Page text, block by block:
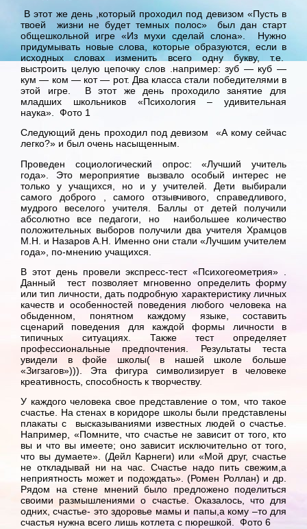
В этот же день ,который проходил под девизом «Пусть в
твоей жизни не будет темных полос» был дан старт
общешкольной игре «Из мухи сделай слона». Нужно
придумывать новые слова, которые образуются, если в
исходных словах изменить всего одну букву, т.е.
выстроить целую цепочку слов .например: зуб — куб —
кум — ком — кот — рот. Два класса стали победителями в
этой игре. В этот же день проходило занятие для
младших школьников «Психология – удивительная
наука». Фото 1
Следующий день проходил под девизом «А кому сейчас
легко?» и был очень насыщенным.
Проведен социологический опрос: «Лучший учитель
года». Это мероприятие вызвало особый интерес не
только у учащихся, но и у учителей. Дети выбирали
самого доброго , самого отзывчивого, справедливого,
мудрого веселого учителя. Баллы от детей получили
абсолютно все педагоги, но наибольшее количество
положительных выборов получили два учителя Храмцов
М.Н. и Назаров А.Н. Именно они стали «Лучшим учителем
года», по-мнению учащихся.
В этот день провели экспресс-тест «Психогеометрия» .
Данный тест позволяет мгновенно определить форму
или тип личности, дать подробную характеристику личных
качеств и особенностей поведения любого человека на
обыденном, понятном каждому языке, составить
сценарий поведения для каждой формы личности в
типичных ситуациях. Также тест определяет
профессиональные предпочтения. Результаты теста
увидели в фойе школы( в нашей школе больше
«Зигзагов»))). Эта фигура символизирует в человеке
креативность, способность к творчеству.
У каждого человека свое представление о том, что такое
счастье. На стенах в коридоре школы были представлены
плакаты с высказываниями известных людей о счастье.
Например, «Помните, что счастье не зависит от того, кто
вы и что вы имеете; оно зависит исключительно от того,
что вы думаете». (Дейл Карнеги) или «Мой друг, счастье
не откладывай ни на час. Счастье надо пить свежим,а
неприятность может и подождать». (Ромен Роллан) и др.
Рядом на стене мнений было предложено поделиться
своими размышлениями о счастье. Оказалось, что для
одних, счастье- это здоровье мамы и папы,а кому –то для
счастья нужна всего лишь котлета с пюрешкой. Фото 6